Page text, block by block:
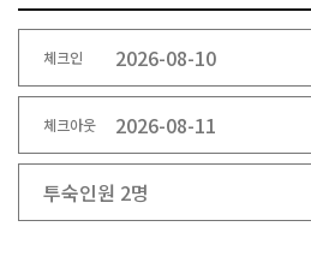
체크인
체크아웃